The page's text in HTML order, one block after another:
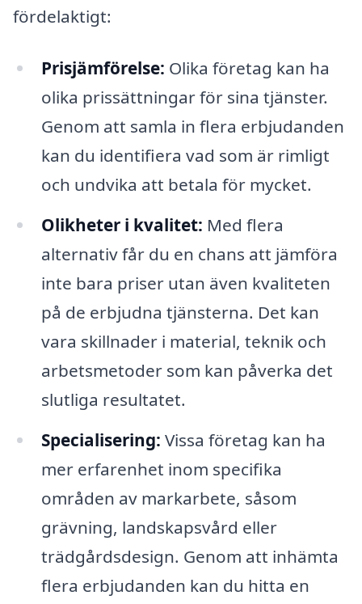
fördelaktigt:
Prisjämförelse: Olika företag kan ha
olika prissättningar för sina tjänster.
Genom att samla in flera erbjudanden
kan du identifiera vad som är rimligt
och undvika att betala för mycket.
Olikheter i kvalitet: Med flera
alternativ får du en chans att jämföra
inte bara priser utan även kvaliteten
på de erbjudna tjänsterna. Det kan
vara skillnader i material, teknik och
arbetsmetoder som kan påverka det
slutliga resultatet.
Specialisering: Vissa företag kan ha
mer erfarenhet inom specifika
områden av markarbete, såsom
grävning, landskapsvård eller
trädgårdsdesign. Genom att inhämta
flera erbjudanden kan du hitta en